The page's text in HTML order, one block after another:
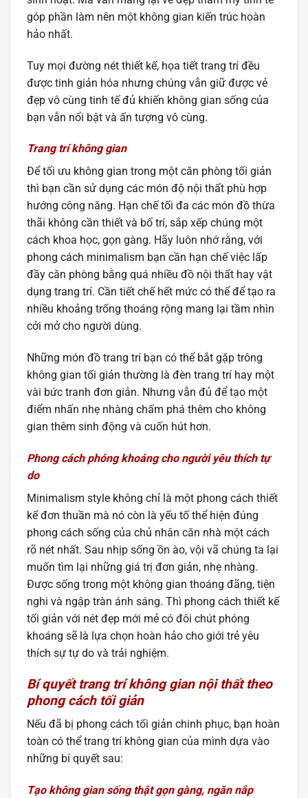
góp phần làm nên một không gian kiến trúc hoàn
hảo nhất.
Tuy mọi đường nét thiết kế, họa tiết trang trí đều
được tinh giản hóa nhưng chúng vẫn giữ được vẻ
đẹp vô cùng tinh tế đủ khiến không gian sống của
bạn vẫn nổi bật và ấn tượng vô cùng.
Trang trí không gian
Để tối ưu không gian trong một căn phòng tối giản
thì bạn cần sử dụng các món độ nội thất phù hợp
hướng công năng. Hạn chế tối đa các món đồ thừa
thãi không cần thiết và bố trí, sắp xếp chúng một
cách khoa học, gọn gàng. Hãy luôn nhớ rằng, với
phong cách minimalism bạn cần hạn chế việc lấp
đầy căn phòng bằng quá nhiều đồ nội thất hay vật
dụng trang trí. Cần tiết chế hết mức có thể để tạo ra
nhiều khoảng trống thoáng rộng mang lại tầm nhìn
cởi mở cho người dùng.
Những món đồ trang trí bạn có thể bắt gặp trông
không gian tối giản thường là đèn trang trí hay một
vài bức tranh đơn giản. Nhưng vẫn đủ để tạo một
điểm nhấn nhẹ nhàng chấm phá thêm cho không
gian thêm sinh động và cuốn hút hơn.
Phong cách phóng khoáng cho người yêu thích tự
do
Minimalism style không chỉ là một phong cách thiết
kế đơn thuần mà nó còn là yếu tố thể hiện đúng
phong cách sống của chủ nhân căn nhà một cách
rõ nét nhất. Sau nhịp sống ồn ào, vội vã chúng ta lại
muốn tìm lại những giá trị đơn giản, nhẹ nhàng.
Được sống trong một không gian thoáng đãng, tiện
nghi và ngập tràn ánh sáng. Thì phong cách thiết kế
tối giản với nét đẹp mới mẻ có đôi chút phóng
khoáng sẽ là lựa chọn hoàn hảo cho giới trẻ yêu
thích sự tự do và trải nghiệm.
Bí quyết trang trí không gian nội thất theo
phong cách tối giản
Nếu đã bị phong cách tối giản chinh phục, bạn hoàn
toàn có thể trang trí không gian của mình dựa vào
những bí quyết sau:
Tạo không gian sống thật gọn gàng, ngăn nắp